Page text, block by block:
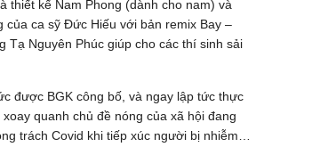
thiết kế Nam Phong (dành cho nam) và
ca sỹ Đức Hiếu với bản remix Bay –
Tạ Nguyên Phúc giúp cho các thí sinh sải
được BGK công bố, và ngay lập tức thực
quanh chủ đề nóng của xã hội đang
trách Covid khi tiếp xúc người bị nhiễm…